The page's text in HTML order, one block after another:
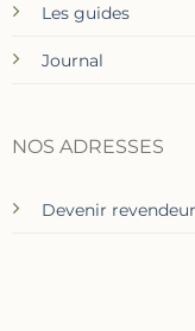
Les guides
Journal
NOS ADRESSES
Devenir revendeur